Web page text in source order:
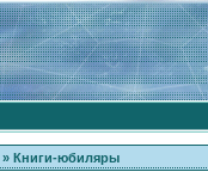
» Книги-юбиляры